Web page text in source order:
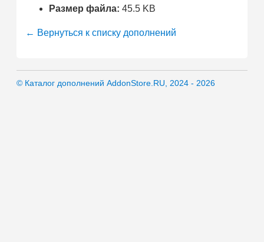
Размер файла: 45.5 KB
← Вернуться к списку дополнений
© Каталог дополнений AddonStore.RU, 2024 - 2026